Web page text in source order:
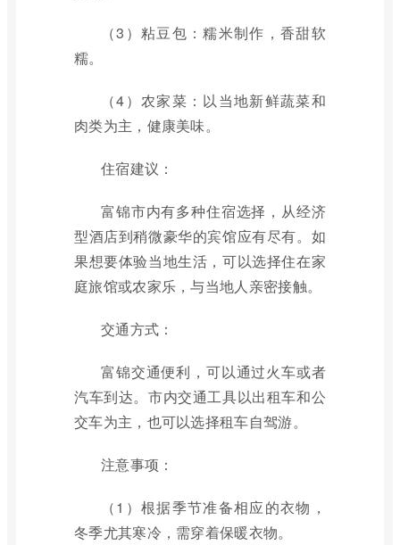
（3）粘豆包：糯米制作，香甜软
糯。
（4）农家菜：以当地新鲜蔬菜和
肉类为主，健康美味。
住宿建议：
富锦市内有多种住宿选择，从经济
型酒店到稍微豪华的宾馆应有尽有。如
果想要体验当地生活，可以选择住在家
庭旅馆或农家乐，与当地人亲密接触。
交通方式：
富锦交通便利，可以通过火车或者
汽车到达。市内交通工具以出租车和公
交车为主，也可以选择租车自驾游。
注意事项：
（1）根据季节准备相应的衣物，
冬季尤其寒冷，需穿着保暖衣物。